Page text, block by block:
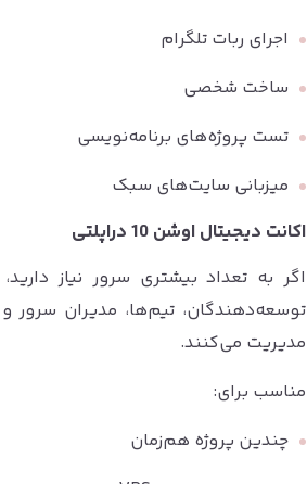
اجرای ربات تلگرام
ساخت شخصی
تست پروژه‌های برنامه‌نویسی
میزبانی سایت‌های سبک
اکانت دیجیتال اوشن 10 دراپلتی
اگر به تعداد بیشتری سرور نیاز
توسعه‌دهندگان، تیم‌ها، مدیران
مدیریت می‌کنند.
مناسب برای:
چندین پروژه هم‌زمان